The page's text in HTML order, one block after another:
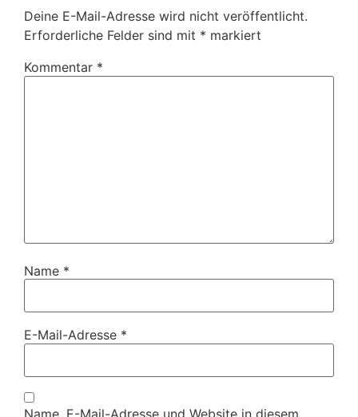
Deine E-Mail-Adresse wird nicht veröffentlicht.
Erforderliche Felder sind mit * markiert
Kommentar *
Name *
E-Mail-Adresse *
Name, E-Mail-Adresse und Website in diesem